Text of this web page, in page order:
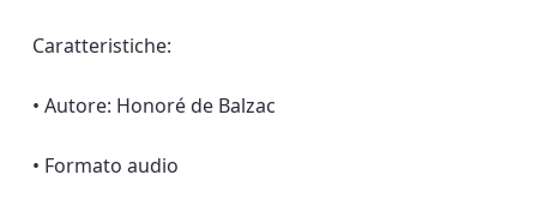
Caratteristiche:
• Autore: Honoré de Balzac
• Formato audio